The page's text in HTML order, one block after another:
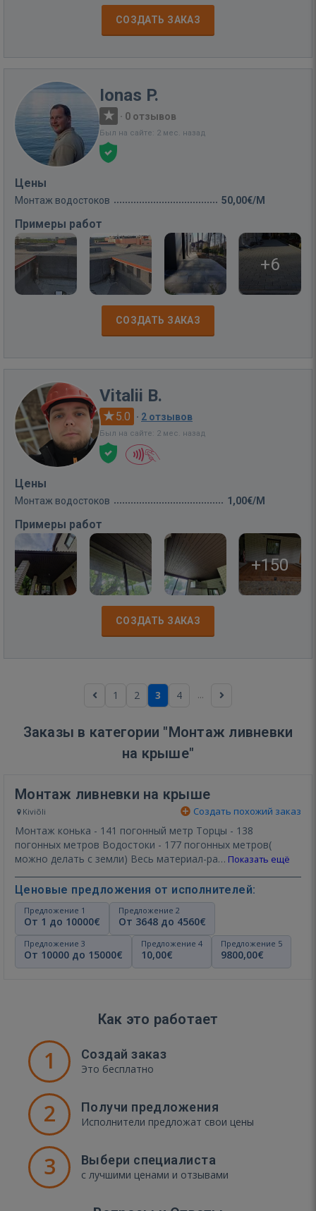
СОЗДАТЬ ЗАКАЗ
Ionas P.
· 0 отзывов
Был на сайте: 2 мес. назад
Цены
Монтаж водостоков 50,00€/M
Примеры работ
+6
СОЗДАТЬ ЗАКАЗ
Vitalii B.
5.0 · 2 отзывов
Был на сайте: 2 мес. назад
Цены
Монтаж водостоков 1,00€/M
Примеры работ
+150
СОЗДАТЬ ЗАКАЗ
1 2 3 4 ...
Заказы в категории "Монтаж ливневки
на крыше"
Монтаж ливневки на крыше
Kiviõli Создать похожий заказ
Монтаж конька - 141 погонный метр Торцы - 138
погонных метров Водостоки - 177 погонных метров(
можно делать с земли) Весь материал-ра… Показать ещё
Ценовые предложения от исполнителей:
Предложение 1
От 1 до 10000€
Предложение 2
От 3648 до 4560€
Предложение 3
От 10000 до 15000€
Предложение 4
10,00€
Предложение 5
9800,00€
Как это работает
1 Создай заказ
Это бесплатно
2 Получи предложения
Исполнители предложат свои цены
3 Выбери специалиста
с лучшими ценами и отзывами